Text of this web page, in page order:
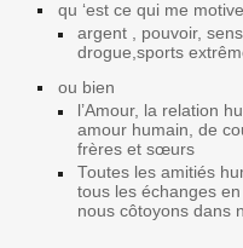
qu ‘est ce qui me
argent , pouvoir,
drogue,sports
ou bien
l’Amour, la relation
amour humain, de
frères et sœurs
Toutes les amitiés
tous les échanges
nous côtoyons dans